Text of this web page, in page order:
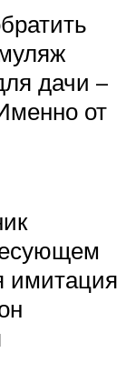
дачи –
от
имитация